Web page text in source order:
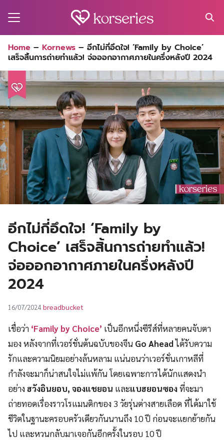
for:
Home – Kornews – อีกไม่กี่อึดใจ! ‘Family by Choice’
เสร็จสิ้นการถ่ายทำแล้ว! จ่อออกอากาศภายในครึ่งหลังปี 2024
อีกไม่กี่อึดใจ! ‘Family by
Choice’ เสร็จสิ้นการถ่ายทำแล้ว!
จ่อออกอากาศภายในครึ่งหลังปี
2024
16/07/2024 breadbucket
เชื่อว่า ‘Family by Choice’ เป็นอีกหนึ่งซีรีส์ที่หลายคนจับตา
มอง หลังจากที่เวอร์ชั่นต้นฉบับของจีน Go Aheadได้รับความ
รักและความนิยมอย่างล้นหลาม แน่นอนว่าเวอร์ชั่นเกาหลีที่
กำลังจะมาก็น่าสนใจไม่แพ้กัน โดยเฉพาะการได้นักแสดงนำ
อย่างฮวังอินยอบ, จองแชยอน และแบฮยอนซองที่จะมา
ถ่ายทอดเรื่องราวโรแมนติกของ 3 วัยรุ่นต่างสายเลือด ที่ได้มาใช้
ชีวิตในฐานะครอบครัวเดียวกันนานถึง 10 ปี ก่อนจะแยกย้ายกัน
ไป และหวนกลับมาเจอกันอีกครั้งในรอบ 10 ปี